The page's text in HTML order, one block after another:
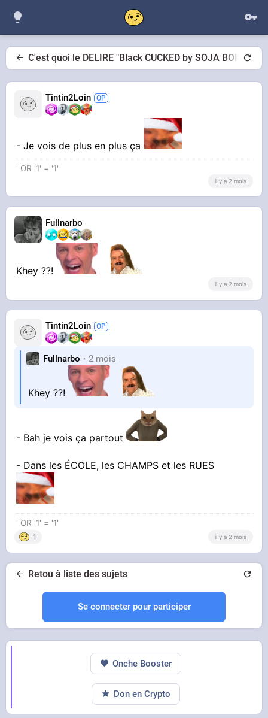
C'est quoi le DÉLIRE "Black CUCKED by SOJA BOI"
Tintin2Loin
- Je vois de plus en plus ça
' OR '1' = '1'
il y a 2 mois
Fullnarbo
Khey ??!
il y a 2 mois
Tintin2Loin
Fullnarbo 2 mois
Khey ??!
- Bah je vois ça partout
- Dans les ÉCOLE, les CHAMPS et les RUES
' OR '1' = '1'
1 il y a 2 mois
Retou à liste des sujets
Se connecter pour participer
Onche Booster
Don en Crypto